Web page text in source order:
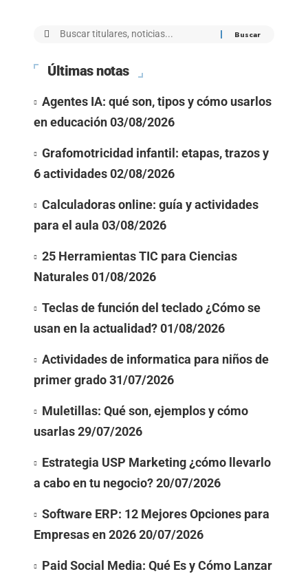
Últimas notas
Agentes IA: qué son, tipos y cómo usarlos
en educación03/08/2026
Grafomotricidad infantil: etapas, trazos y
6 actividades02/08/2026
Calculadoras online: guía y actividades
para el aula 03/08/2026
25 Herramientas TIC para Ciencias
Naturales01/08/2026
Teclas de función del teclado ¿Cómo se
usan en la actualidad?01/08/2026
Actividades de informatica para niños de
primer grado31/07/2026
Muletillas: Qué son, ejemplos y cómo
usarlas29/07/2026
Estrategia USP Marketing ¿cómo llevarlo
a cabo en tu negocio?20/07/2026
Software ERP: 12 Mejores Opciones para
Empresas en 202620/07/2026
Paid Social Media: Qué Es y Cómo Lanzar